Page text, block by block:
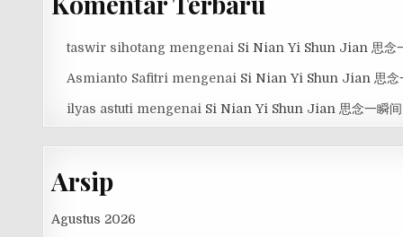
taswir sihotangmengenai Si Nian Yi Shun Jian 思念
Asmianto Safitri mengenai Si Nian Yi Shun Jian 思念
ilyas astuti mengenai Si Nian Yi Shun Jian 思念一瞬间
Arsip
Agustus 2026